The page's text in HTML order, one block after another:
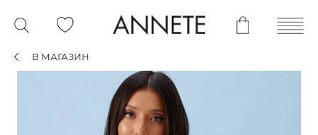
В МАГАЗИН